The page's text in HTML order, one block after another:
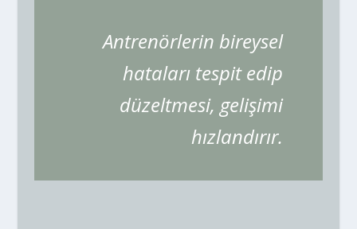
Antrenörlerin bireysel
hataları tespit edip
düzeltmesi, gelişimi
hızlandırır.